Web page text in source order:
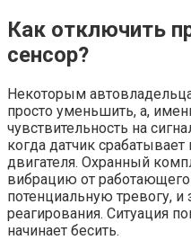
Как отключить
сенсор?
Некоторым
просто уменьшить, а,
чувствительность на
когда датчик
двигателя. Охранный
вибрацию от работающего
потенциальную тревогу, и
реагирования. Ситуация
начинает бесить.